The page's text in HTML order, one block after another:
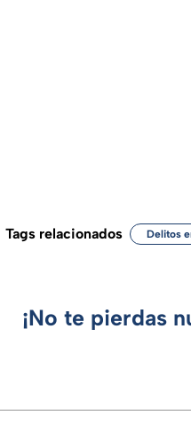
Tags relacionados Delitos
¡No te pierdas